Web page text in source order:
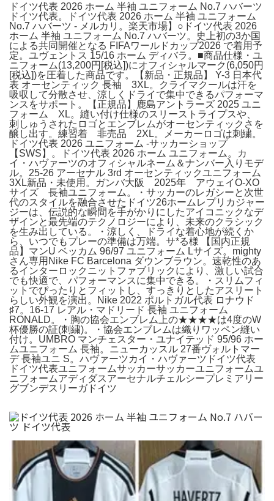
ドイツ代表 2026 ホーム 半袖 ユニフォーム No.7 ハバーツ
ドイツ代表。ドイツ代表 2026 ホーム 半袖 ユニフォーム
No.7 ハバーツ - メルカリ。楽天市場】○ドイツ代表 2026
ホーム 半袖 ユニフォーム No.7 ハバーツ。史上初の3か国
による共同開催となる FIFAワールドカップ2026 で着用予
定。ユヴェントス 15/16 ホーム ディバラ。■商品仕様・ユ
ニフォーム(13,200円[税込])にオフィシャルマーク(6,050円
[税込])を圧着した商品です。【新品・正規品】 Y-3 日本代
表 オーセンティック 長袖 3XL。クライマクールは汗を
吸収して分散させ、涼しくドライで集中できるパフォーマ
ンスをサポート。【正規品】鹿島アントラーズ 2025 ユニ
フォーム XL。縫い付け仕様のスリーストライプスや、
刺しゅうされたロゴとエンブレムがオーセンティックさを
醸し出す。練習着 非売品 2XL。メーカーロゴは刺繍。
ドイツ代表 2026 ユニフォーム -サッカーショップ
【SWS】。ドイツ代表 2026 ホーム ユニフォーム。カ
イ・ハヴァーツのオフィシャルネーム＆ナンバー入りモデ
ル。25-26 アーセナル 3rd オーセンティックユニフォーム
3XL新品・未使用。ガンバ大阪 2025年 アウェイO-XO
サイズ 長袖ユニフォーム。・サッカーのレガシーと次世
代のスタイルを融合させたドイツ26ホームレプリカジャー
ジーは、伝説的な瞬間を手がかりにしたアイコニックなデ
ザインと最先端のテクノロジーにより、未来のクラシック
を生み出している。・涼しく、ドライな着心地が続くか
ら、いつでもプレーの準備は万端。サ*る様 【国内正規
品】マンU ベッカム 96/97 ユニフォーム Lサイズ。mighty
さん専用Nike FC Barcelona ダウンブラウン。速乾性のあ
るインターロックニットファブリックにより、激しい試合
でも快適で、パフォーマンスに集中できる。・スリムフィ
ットでぴったりとフィットし、すっきりとしたアスリート
らしい外観を演出。Nike 2022 ポルトガル代表 ロナウド
♯7。16-17 レアル・マドリード 長袖 ユニフォーム
RONALD。・胸の協会エンブレム上の★★★★は4度のW
杯優勝の証(刺繍)。・協会エンブレムは織りワッペン縫い
付け。UMBRO マンチェスター・ユナイテッド 95/96 ホー
ムユニフォーム 長袖。ニューカッスル 27番ヴォルトマー
デ 長袖ユニ S。ハヴァーツカイ・ハヴァーツドイツ代表
ドイツ代表ユニフォームサッカーサッカーユニフォームユ
ニフォームアディダスアーセナルチェルシープレミアリー
グブンデスリーガドイツ